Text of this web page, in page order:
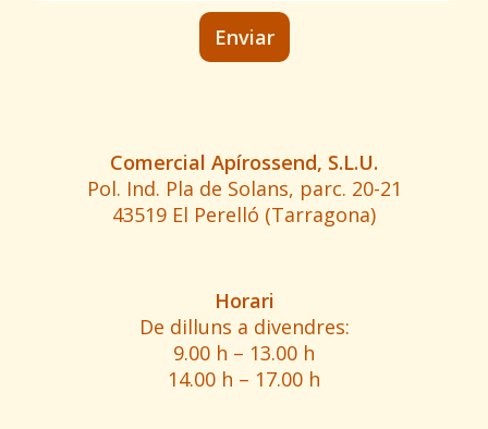
Comercial Apírossend, S.L.U.
Pol. Ind. Pla de Solans, parc. 20-21
43519 El Perelló (Tarragona)
Horari
De dilluns a divendres:
9.00 h – 13.00 h
14.00 h – 17.00 h